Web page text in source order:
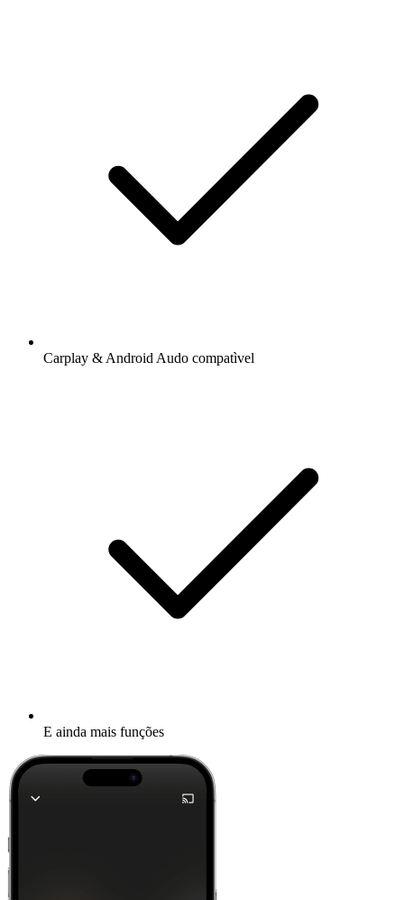
Carplay & Android Audo compatìvel
E ainda mais funções